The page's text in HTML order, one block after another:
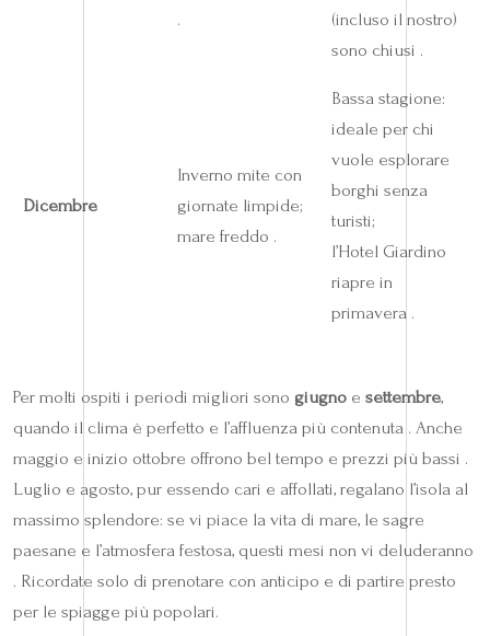
.
(incluso il nostro)
sono chiusi .
Dicembre
Inverno mite con
giornate limpide;
mare freddo .
Bassa stagione:
ideale per chi
vuole esplorare
borghi senza
turisti;
l’Hotel Giardino
riapre in
primavera .
Per molti ospiti i periodi migliori sono giugno e settembre,
quando il clima è perfetto e l’affluenza più contenuta . Anche
maggio e inizio ottobre offrono bel tempo e prezzi più bassi .
Luglio e agosto, pur essendo cari e affollati, regalano l’isola al
massimo splendore: se vi piace la vita di mare, le sagre
paesane e l’atmosfera festosa, questi mesi non vi deluderanno
. Ricordate solo di prenotare con anticipo e di partire presto
per le spiagge più popolari.